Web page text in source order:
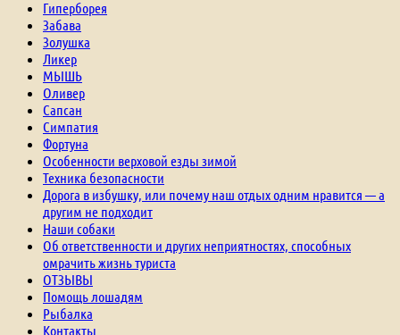
Гиперборея
Забава
Золушка
Ликер
МЫШЬ
Оливер
Сапсан
Симпатия
Фортуна
Особенности верховой езды зимой
Техника безопасности
Дорога в избушку, или почему наш отдых одним нравится — а
другим не подходит
Наши собаки
Об ответственности и других неприятностях, способных
омрачить жизнь туриста
ОТЗЫВЫ
Помощь лошадям
Рыбалка
Контакты